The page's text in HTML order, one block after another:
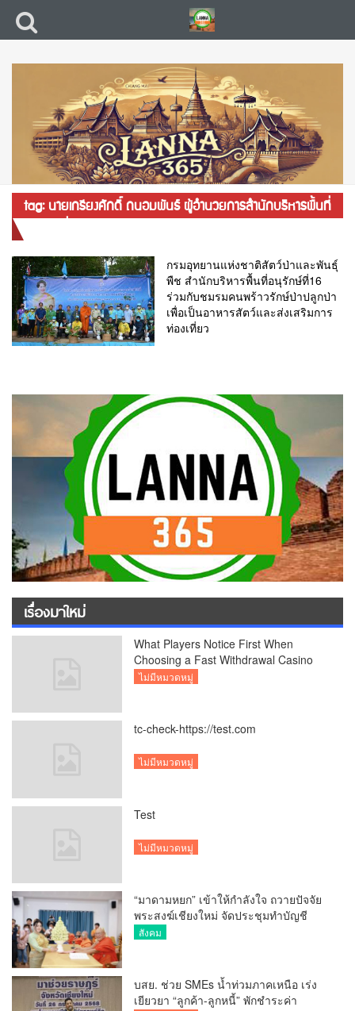
tag: นายเกรียงศักดิ์ ถนอมพันธ์ ผู้อำนวยการสำนักบริหารพื้นที่
กรมอุทยานแห่งชาติสัตว์ป่าและพันธุ์
พืช สำนักบริหารพื้นที่อนุรักษ์ที่16
ร่วมกับชมรมคนพร้าวรักษ์ป่าปลูกป่า
เพื่อเป็นอาหารสัตว์และส่งเสริมการ
ท่องเที่ยว
เรื่องมาใหม่
What Players Notice First When
Choosing a Fast Withdrawal Casino
UK
ไม่มีหมวดหมู่
tc-check-https://test.com
ไม่มีหมวดหมู่
Test
ไม่มีหมวดหมู่
“มาดามหยก” เข้าให้กำลังใจ ถวายปัจจัย
พระสงฆ์เชียงใหม่ จัดประชุมทำบัญชี
รายรับรายจ่ายของวัด กว่า 300 รูป ที่วัด
สังคม
บสย. ช่วย SMEs น้ำท่วมภาคเหนือ เร่ง
เยียวยา “ลูกค้า-ลูกหนี้” พักชำระค่า